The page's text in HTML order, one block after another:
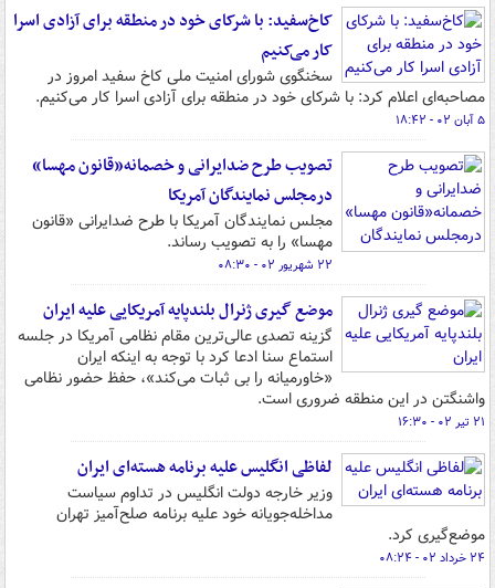
کاخ‌سفید: با شرکای خود در منطقه برای آزادی اسرا
کار می‌کنیم
سخنگوی شورای امنیت ملی کاخ سفید امروز در
مصاحبه‌ای اعلام کرد: با شرکای خود در منطقه برای آزادی اسرا کار می‌کنیم.
۵ آبان ۰۲ - ۱۸:۴۲
تصویب طرح ضدایرانی و خصمانه«قانون مهسا»
درمجلس نمایندگان آمریکا
مجلس نمایندگان آمریکا با طرح ضدایرانی «قانون
مهسا» را به تصویب رساند.
۲۲ شهریور ۰۲ - ۰۸:۳۰
موضع گیری ژنرال بلندپایه آمریکایی علیه ایران
گزینه تصدی عالی‌ترین مقام نظامی آمریکا در جلسه
استماع سنا ادعا کرد با توجه به اینکه ایران
«خاورمیانه را بی ثبات می‌کند»، حفظ حضور نظامی
واشنگتن در این منطقه ضروری است.
۲۱ تیر ۰۲ - ۱۶:۳۰
لفاظی‌ انگلیس علیه برنامه هسته‌ای ایران
وزیر خارجه دولت انگلیس در تداوم سیاست
مداخله‌جویانه خود علیه برنامه صلح‌آمیز تهران
موضع‌گیری کرد.
۲۴ خرداد ۰۲ - ۰۸:۲۴